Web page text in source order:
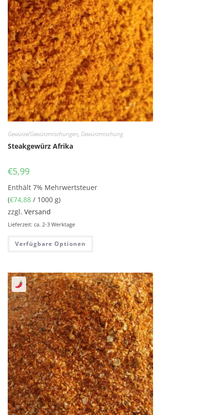
Gewürze/Gewürzmischungen, Gewürzmischung
Steakgewürz Afrika
€5,99
Enthält 7% Mehrwertsteuer
(€74,88 / 1000 g)
zzgl.Versand
Lieferzeit: ca. 2-3 Werktage
Verfügbare Optionen